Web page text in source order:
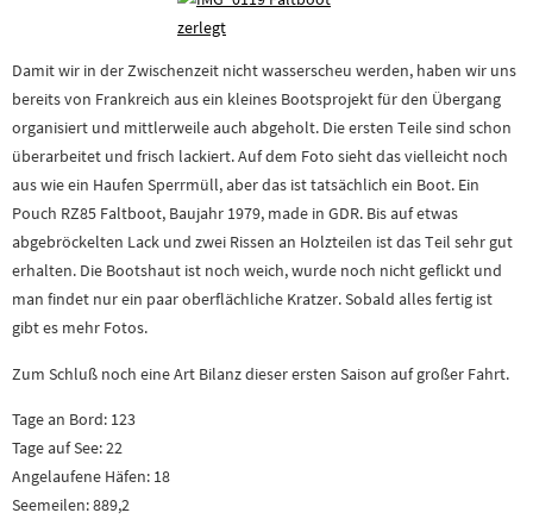
Damit wir in der Zwischenzeit nicht wasserscheu werden, haben wir uns
bereits von Frankreich aus ein kleines Bootsprojekt für den Übergang
organisiert und mittlerweile auch abgeholt. Die ersten Teile sind schon
überarbeitet und frisch lackiert. Auf dem Foto sieht das vielleicht noch
aus wie ein Haufen Sperrmüll, aber das ist tatsächlich ein Boot. Ein
Pouch RZ85 Faltboot, Baujahr 1979, made in GDR. Bis auf etwas
abgebröckelten Lack und zwei Rissen an Holzteilen ist das Teil sehr gut
erhalten. Die Bootshaut ist noch weich, wurde noch nicht geflickt und
man findet nur ein paar oberflächliche Kratzer. Sobald alles fertig ist
gibt es mehr Fotos.
Zum Schluß noch eine Art Bilanz dieser ersten Saison auf großer Fahrt.
Tage an Bord: 123
Tage auf See: 22
Angelaufene Häfen: 18
Seemeilen: 889,2